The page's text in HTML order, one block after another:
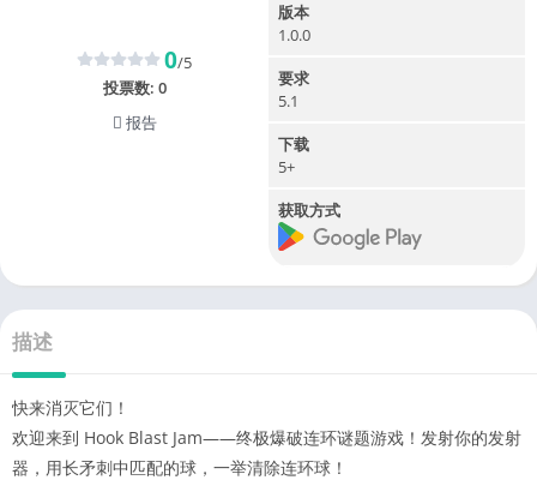
0/5
投票数: 0
报告
版本
1.0.0
要求
5.1
下载
5+
获取方式
描述
快来消灭它们！
欢迎来到 Hook Blast Jam——终极爆破连环谜题游戏！发射你的发射
器，用长矛刺中匹配的球，一举清除连环球！